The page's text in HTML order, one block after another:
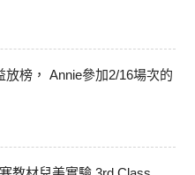
放榜， Annie參加2/16場次的